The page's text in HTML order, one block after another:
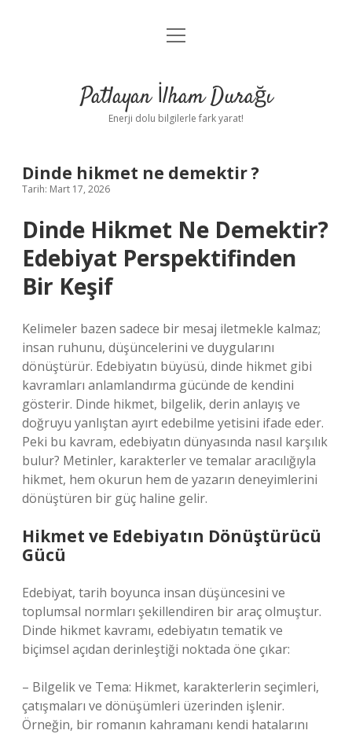
Anasayfa
Yasal Uyarı
menüyü
Patlayan İlham Durağı
Enerji dolu bilgilerle fark yarat!
Dinde hikmet ne demektir ?
Tarih: Mart 17, 2026
Dinde Hikmet Ne Demektir?
Edebiyat Perspektifinden
Bir Keşif
Kelimeler bazen sadece bir mesaj iletmekle kalmaz;
insan ruhunu, düşüncelerini ve duygularını
dönüştürür. Edebiyatın büyüsü, dinde hikmet gibi
kavramları anlamlandırma gücünde de kendini
gösterir. Dinde hikmet, bilgelik, derin anlayış ve
doğruyu yanlıştan ayırt edebilme yetisini ifade eder.
Peki bu kavram, edebiyatın dünyasında nasıl karşılık
bulur? Metinler, karakterler ve temalar aracılığıyla
hikmet, hem okurun hem de yazarın deneyimlerini
dönüştüren bir güç haline gelir.
Hikmet ve Edebiyatın Dönüştürücü
Gücü
Edebiyat, tarih boyunca insan düşüncesini ve
toplumsal normları şekillendiren bir araç olmuştur.
Dinde hikmet kavramı, edebiyatın tematik ve
biçimsel açıdan derinleştiği noktada öne çıkar:
– Bilgelik ve Tema: Hikmet, karakterlerin seçimleri,
çatışmaları ve dönüşümleri üzerinden işlenir.
Örneğin, bir romanın kahramanı kendi hatalarını